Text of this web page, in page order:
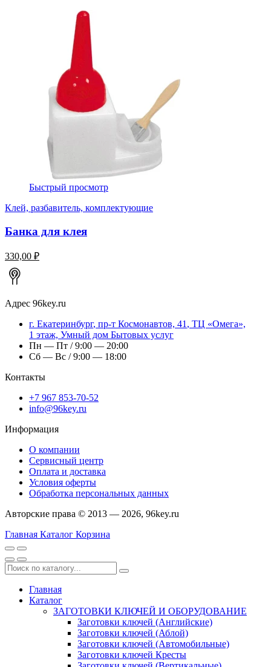
Быстрый просмотр
Клей, разбавитель, комплектующие
Банка для клея
330,00 ₽
Адрес 96key.ru
г. Екатеринбург, пр-т Космонавтов, 41, ТЦ «Омега»,
1 этаж, Умный дом Бытовых услуг
Пн — Пт / 9:00 — 20:00
Сб — Вс / 9:00 — 18:00
Контакты
+7 967 853-70-52
info@96key.ru
Информация
О компании
Сервисный центр
Оплата и доставка
Условия оферты
Обработка персональных данных
Авторские права © 2013 — 2026, 96key.ru
Главная Каталог Корзина
Главная
Каталог
ЗАГОТОВКИ КЛЮЧЕЙ И ОБОРУДОВАНИЕ
Заготовки ключей (Английские)
Заготовки ключей (Аблой)
Заготовки ключей (Автомобильные)
Заготовки ключей Кресты